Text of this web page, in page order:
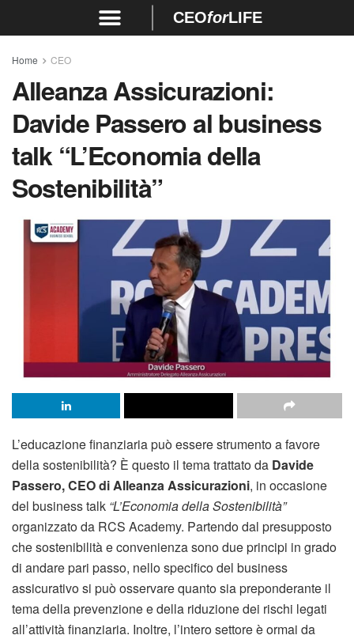
CEOforLIFE
Home CEO
Alleanza Assicurazioni:
Davide Passero al business
talk “L’Economia della
Sostenibilità”
L’educazione finanziaria può essere strumento a favore
della sostenibilità? È questo il tema trattato da Davide
Passero, CEO di Alleanza Assicurazioni, in occasione
del business talk “L’Economia della Sostenibilità”
organizzato da RCS Academy. Partendo dal presupposto
che sostenibilità e convenienza sono due principi in grado
di andare pari passo, nello specifico del business
assicurativo si può osservare quanto sia preponderante il
tema della prevenzione e della riduzione dei rischi legati
all’attività finanziaria. Inoltre, l’intero settore è ormai da